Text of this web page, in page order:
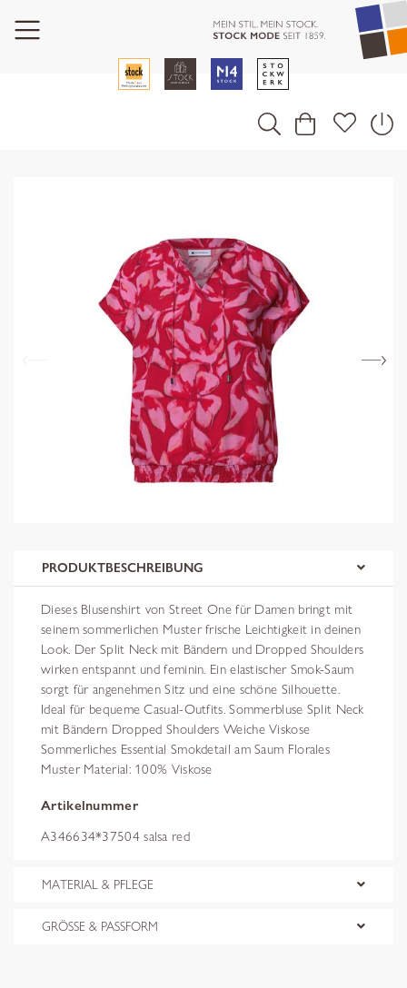
PRODUKTBESCHREIBUNG
Dieses Blusenshirt von Street One für Damen bringt mit
seinem sommerlichen Muster frische Leichtigkeit in deinen
Look. Der Split Neck mit Bändern und Dropped Shoulders
wirken entspannt und feminin. Ein elastischer Smok-Saum
sorgt für angenehmen Sitz und eine schöne Silhouette.
Ideal für bequeme Casual-Outfits. Sommerbluse Split Neck
mit Bändern Dropped Shoulders Weiche Viskose
Sommerliches Essential Smokdetail am Saum Florales
Muster Material: 100% Viskose
Artikelnummer
A346634*37504 salsa red
MATERIAL & PFLEGE
GRÖSSE & PASSFORM